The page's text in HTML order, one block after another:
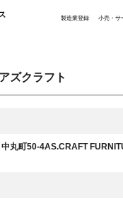
製造業登録 小売・サ
ズクラフト
丸町50-4AS.CRAFT